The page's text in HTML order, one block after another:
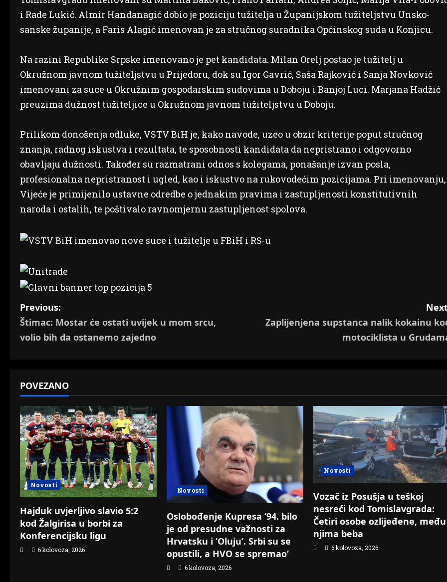
i Rade Lukić. Almir Handanagić dobio je poziciju tužitelja u Županijskom tužiteljstvu Unsko-
sanske županije, a Faris Alagić imenovan je za stručnog suradnika Općinskog suda u Konjicu.
Na razini Republike Srpske imenovano je pet kandidata. Milan Orelj postao je tužitelj u
Okružnom javnom tužiteljstvu u Prijedoru, dok su Igor Gavrić, Saša Rajković i Sanja Novković
imenovani za suce u Okružnim gospodarskim sudovima u Doboju i Banjoj Luci. Marjana Hadžić
preuzima dužnost tužiteljice u Okružnom javnom tužiteljstvu u Doboju.
Prilikom donošenja odluke, VSTV BiH je, kako navode, uzeo u obzir kriterije poput stručnog
znanja, radnog iskustva i rezultata, te sposobnosti kandidata da nepristrano i odgovorno
obavljaju dužnosti. Također su razmatrani odnos s kolegama, ponašanje izvan posla,
profesionalna nepristranost i ugled, kao i iskustvo na rukovodećim pozicijama. Pri imenovanju,
Vijeće je primijenilo ustavne odredbe o jednakim pravima i zastupljenosti konstitutivnih
naroda i ostalih, te poštivalo ravnomjernu zastupljenost spolova.
P
o
n
a
v
i
g
a
t
i
Previous:
Štimac: Mostar će ostati uvijek u mom srcu,
volio bih da ostanemo zajedno
Zaplijenjena supstanca nalik kokainu
motociklista u
POVEZANO
Novosti
Hajduk uvjerljivo slavio 5:2
kod Žalgirisa u borbi za
Konferencijsku ligu
6 kolovoza, 2026
Novosti
Oslobođenje Kupresa ‘94. bilo
je od presudne važnosti za
Hrvatsku i ‘Oluju‘. Srbi su se
opustili, a HVO se spremao‘
6 kolovoza, 2026
Novosti
Vozač iz Posušja u teškoj
nesreći kod Tomislavgrada:
Četiri osobe ozlijeđene, među
njima beba
6 kolovoza, 2026